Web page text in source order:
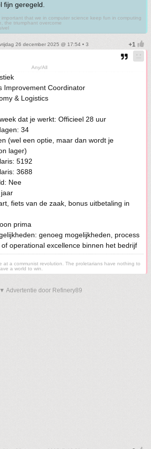
fijn geregeld.
important that we in computer science keep fun in computing
the triumphant overcome
26 december 2025 @ 17:54 • 3
Any/All
Improvement Coordinator
& Logistics
dat je werkt: Officieel 28 uur
34
(wel een optie, maar dan wordt je
lager)
5192
3688
Nee
fiets van de zaak, bonus uitbetaling in
prima
genoeg mogelijkheden, process
operational excellence binnen het bedrijf
at a communist revolution. The proletarians have nothing to
a world to win.
▼ Advertentie door Refinery89